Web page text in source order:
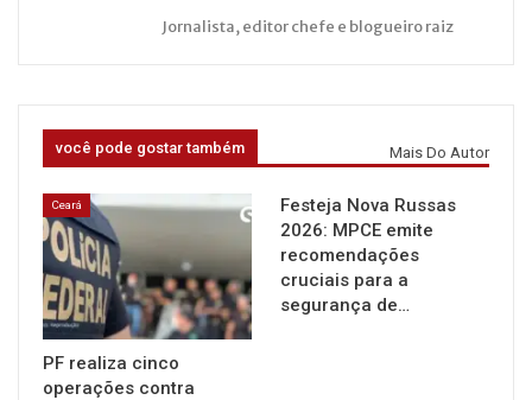
Jornalista, editor chefe e blogueiro raiz
você pode gostar também Mais Do Autor
Ceará
PF realiza cinco
operações contra
Festeja Nova Russas
2026: MPCE emite
recomendações
cruciais para a
segurança de…